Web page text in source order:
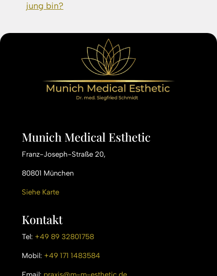
jung bin?
Munich Medical Esthetic
Franz-Joseph-Straße 20,
80801 München
Siehe Karte
Kontakt
Tel: +49 89 32801758
Mobil: +49 171 1483584